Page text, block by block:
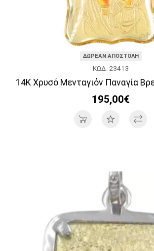
ΔΩΡΕΑΝ ΑΠΟΣΤΟΛΗ
ΚΩΔ. 23413
14Κ Χρυσό Μενταγιόν Παναγία
195,00€